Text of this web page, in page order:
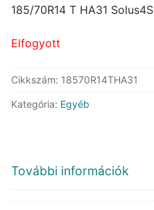
was:
is:
185/70R14 T HA31 Solus4S
Elfogyott
Cikkszám: 18570R14THA31
Kategória: Egyéb
További információk